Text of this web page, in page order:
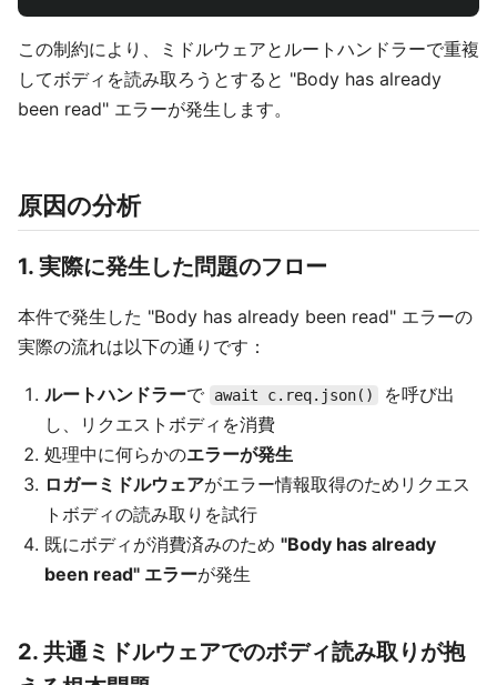
この制約により、ミドルウェアとルートハンドラーで重複
してボディを読み取ろうとすると "Body has already
been read" エラーが発生します。
原因の分析
1. 実際に発生した問題のフロー
本件で発生した "Body has already been read" エラーの
実際の流れは以下の通りです：
ルートハンドラーで await c.req.json()
を呼び出
し、リクエストボディを消費
処理中に何らかのエラーが発生
ロガーミドルウェアがエラー情報取得のためリクエス
トボディの読み取りを試行
既にボディが消費済みのため "Body has already
been read" エラーが発生
2. 共通ミドルウェアでのボディ読み取りが抱